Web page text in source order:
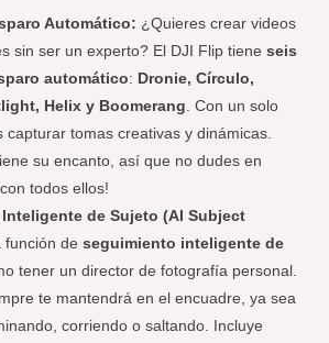
Automático: ¿Quieres crear videos
sin ser un experto? El DJI Flip tieneseis
automático: Dronie, Círculo,
Helix y Boomerang . Con un solo
capturar tomas creativas y dinámicas.
su encanto, así que no dudes en
todos ellos!
de Sujeto (AI Subject
función deseguimiento inteligente de
tener un director de fotografía personal.
te mantendrá en el encuadre, ya sea
corriendo o saltando. Incluye